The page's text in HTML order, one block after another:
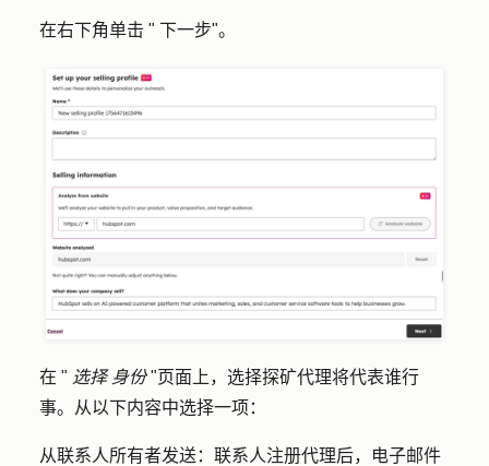
在右下角单击 " 下一步"。
在 " 选择 身份"页面上，选择探矿代理将代表谁行
事。从以下内容中选择一项：
从联系人所有者发送：联系人注册代理后，电子邮件